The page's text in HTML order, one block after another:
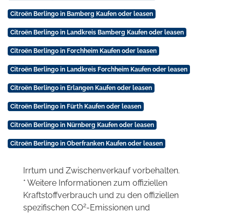
Citroën Berlingo in Bamberg Kaufen oder leasen
Citroën Berlingo in Landkreis Bamberg Kaufen oder leasen
Citroën Berlingo in Forchheim Kaufen oder leasen
Citroën Berlingo in Landkreis Forchheim Kaufen oder leasen
Citroën Berlingo in Erlangen Kaufen oder leasen
Citroën Berlingo in Fürth Kaufen oder leasen
Citroën Berlingo in Nürnberg Kaufen oder leasen
Citroën Berlingo in Oberfranken Kaufen oder leasen
Irrtum und Zwischenverkauf vorbehalten.
* Weitere Informationen zum offiziellen
Kraftstoffverbrauch und zu den offiziellen
spezifischen CO2-Emissionen und